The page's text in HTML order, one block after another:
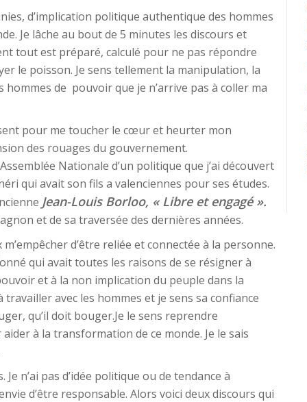
d’implication politique authentique des hommes
Je lâche au bout de 5 minutes les discours et
tout est préparé, calculé pour ne pas répondre
le poisson. Je sens tellement la manipulation, la
de pouvoir que je n’arrive pas à coller ma
pour me toucher le cœur et heurter mon
des rouages du gouvernement.
Nationale d’un politique que j’ai découvert
qui avait son fils a valenciennes pour ses études.
Jean-Louis Borloo, « Libre et engagé ».
et de sa traversée des dernières années.
d’être reliée et connectée à la personne.
qui avait toutes les raisons de se résigner à
et à la non implication du peuple dans la
avec les hommes et je sens sa confiance
qu’il doit bouger.Je le sens reprendre
à la transformation de ce monde. Je le sais
n’ai pas d’idée politique ou de tendance à
d’être responsable. Alors voici deux discours qui